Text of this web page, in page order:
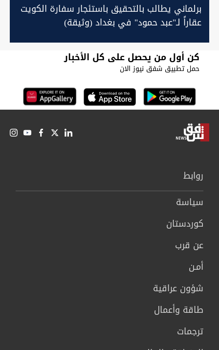
برلماني يطالب بالتحقيق باستئجار سفارة الكويت
عقاراً لـ"عبد حمود" في بغداد (وثيقة)
كن أول من يحصل على كل الأخبار
حمل تطبيق شفق نيوز الان
روابط
سیاسة
كوردستان
عن قرب
أمـن
شؤون عراقية
طاقة وأعمال
ترجمات